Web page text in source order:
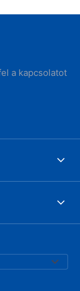
a kapcsolatot